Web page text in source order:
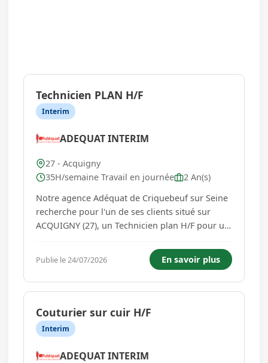
Technicien PLAN H/F
Interim
ADEQUAT INTERIM
27 - Acquigny
35H/semaine Travail en journée
2 An(s)
Notre agence Adéquat de Criquebeuf sur Seine
recherche pour l'un de ses clients situé sur
ACQUIGNY (27), un Technicien plan H/F pour un
Réception des commandes de matériel *
vérification de la conformité * Envoie des pièces
pour fabrication ...
Publie le 24/07/2026 En savoir plus
Couturier sur cuir H/F
Interim
ADEQUAT INTERIM